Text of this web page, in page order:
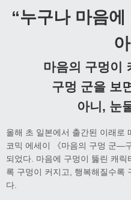
“누구나 마음
마음의 구멍이
구멍 군을 보
아니 , 눈
올해 초 일본에서 출간된 이래로
코믹 에세이 《마음의 구멍 군—
되었다. 마음에 구멍이 뚫린 캐릭
록 구멍이 커지고, 행복해질수록
다.